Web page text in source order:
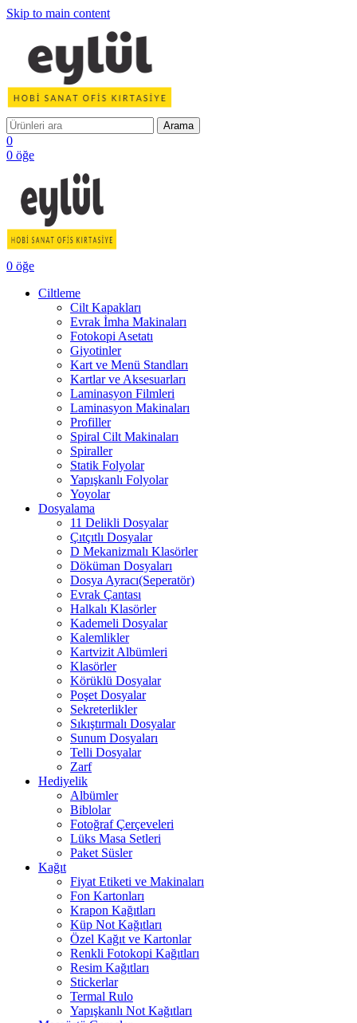
Skip to main content
Arama
0
0 öğe
0 öğe
Ciltleme
Cilt Kapakları
Evrak İmha Makinaları
Fotokopi Asetatı
Giyotinler
Kart ve Menü Standları
Kartlar ve Aksesuarları
Laminasyon Filmleri
Laminasyon Makinaları
Profiller
Spiral Cilt Makinaları
Spiraller
Statik Folyolar
Yapışkanlı Folyolar
Yoyolar
Dosyalama
11 Delikli Dosyalar
Çıtçıtlı Dosyalar
D Mekanizmalı Klasörler
Döküman Dosyaları
Dosya Ayracı(Seperatör)
Evrak Çantası
Halkalı Klasörler
Kademeli Dosyalar
Kalemlikler
Kartvizit Albümleri
Klasörler
Körüklü Dosyalar
Poşet Dosyalar
Sekreterlikler
Sıkıştırmalı Dosyalar
Sunum Dosyaları
Telli Dosyalar
Zarf
Hediyelik
Albümler
Biblolar
Fotoğraf Çerçeveleri
Lüks Masa Setleri
Paket Süsler
Kağıt
Fiyat Etiketi ve Makinaları
Fon Kartonları
Krapon Kağıtları
Küp Not Kağıtları
Özel Kağıt ve Kartonlar
Renkli Fotokopi Kağıtları
Resim Kağıtları
Stickerlar
Termal Rulo
Yapışkanlı Not Kağıtları